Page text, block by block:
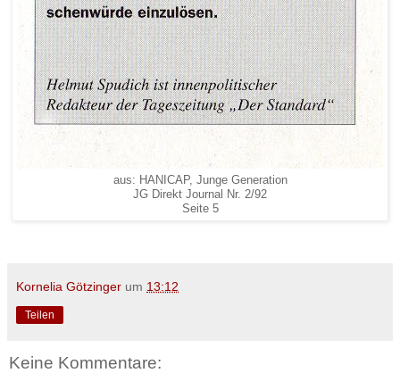
aus: HANICAP, Junge Generation
JG Direkt Journal Nr. 2/92
Seite 5
Kornelia Götzinger um 13:12
Teilen
Keine Kommentare: